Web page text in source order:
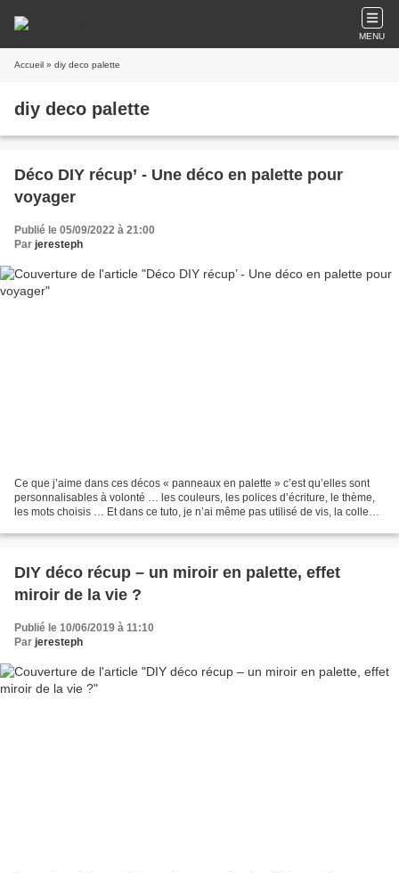
MENU
Accueil » diy deco palette
diy deco palette
Déco DIY récup’ - Une déco en palette pour
voyager
Publié le 05/09/2022 à 21:00
Par jeresteph
Ce que j’aime dans ces décos « panneaux en palette » c’est qu’elles sont
personnalisables à volonté … les couleurs, les polices d’écriture, le thème,
les mots choisis … Et dans ce tuto, je n’ai même pas utilisé de vis, la colle
DIY déco récup – un miroir en palette, effet
miroir de la vie ?
Publié le 10/06/2019 à 11:10
Par jeresteph